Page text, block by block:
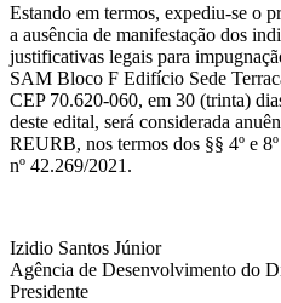
Estando em termos, expediu-se o
a ausência de manifestação dos
justificativas legais para
SAM Bloco F Edifício Sede
CEP 70.620-060, em 30 (trinta)
deste edital, será considerada
REURB, nos termos dos §§ 4º e
nº 42.269/2021.
Izidio Santos Júnior
Agência de Desenvolvimento do
Presidente